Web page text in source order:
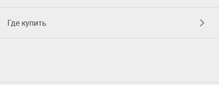
Где купить